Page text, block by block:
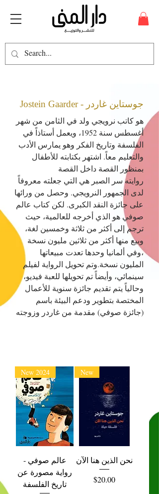
Jostein Gaarder - جوستاين غاردر
هو كاتب نرويجي ولد في الثامن من شهر
أغسطس سنة 1952، ويعمل أستاذاً في
الفلسفة وتاريخ الفكر وهو يمارس الأدب
والتعليم معاً. اشتهر بكتابته للأطفال
بمنظور القصة داخل القصة
روايته سر الصبر هي التي جعلته معروفاً
لدى الجمهور النرويجي. وحصل من ورائها
على جائزة النقد الكبرى. لكن كتاب عالم
صوفي هو الذي أخرجه للعالمية، حيث
ترجم إلى أكثر من ثلاثة وخمسين لغة،
وبيع منها أكثر من ثلاثين مليون نسخة
،وفي ألمانيا وحدها تعدت مبيعاتها
المليون نسخة.وتم تحويل الرواية لفيلم
سينمائي، وأيضاً تم تحويلها للعبة فيديو،
وحالياً يتم تقديم جائزة سنوية للأعمال
المختصة بتطوير ودعم البيئة باسم
(جائزة صوفي) مقدمة من غاردر وزوجته
New 2024
عالم صوفي -
رواية مصورة عن
تاريخ الفلسفة
New
نحن الذين هنا الآن
Price
$20.00